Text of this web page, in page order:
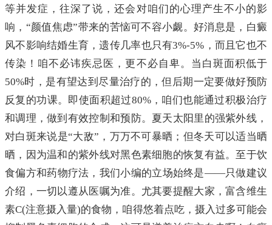
等并发症，往深了说，还会对咱们的心理产生不小的影
响，“颜值焦虑”带来的苦恼可不容小觑。好消息是，白癜
风不影响结婚生育，遗传几率也只有3%-5%，而且它也不
传染！咱不必讳疾忌医，更不必自卑。当白斑面积低于
50%时，是有望达到尽量治疗的，但后期一定要做好预防
反复的功课。即使面积超过80%，咱们也能通过积极治疗
和调理，做到有效控制和预防。夏天太阳里的强紫外线，
对白斑来说是“大敌”，万万不可暴晒；但冬天可以适当晒
晒，因为温和的紫外线对黑色素细胞的恢复有益。至于饮
食偏方和药物疗法，我们小编的立场始终是——只做建议
介绍，一切以遵从医嘱为准。尤其要提醒大家，富含维生
素C(注意摄入量)的食物，咱得悠着点吃，摄入过多可能会